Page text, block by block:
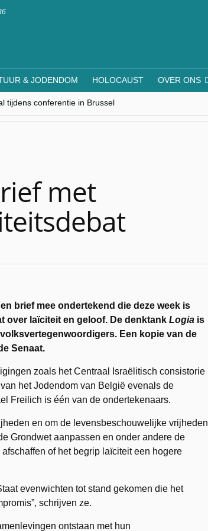
& JODENDOM HOLOCAUST OVER ONS
voor kosher travel en simchas wereldwijd
tijdens conferentie in Brussel
begrijpt”, Jinnih Beels (Vooruit)
Europa
met
brief mee ondertekend die deze week is
over laïciteit en geloof. De denktank Logia is
Een kopie van de
Senaat.
zoals het Centraal Israëlitisch consistorie
het Jodendom van België evenals de
Freilich is één van de ondertekenaars.
en om de levensbeschouwelijke vrijheden
Grondwet aanpassen en onder andere de
of het begrip laïciteit een hogere
evenwichten tot stand gekomen die het
schrijven ze.
ontstaan met hun